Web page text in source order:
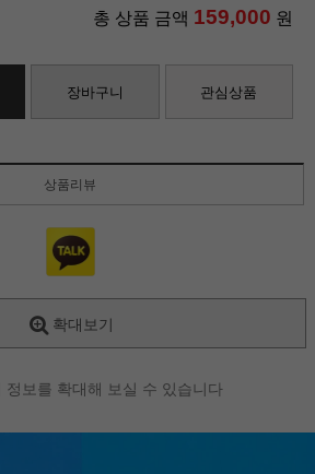
총 상품 금액 159,000 원
장바구니 관심상품
상품리뷰
확대보기
정보를 확대해 보실 수 있습니다